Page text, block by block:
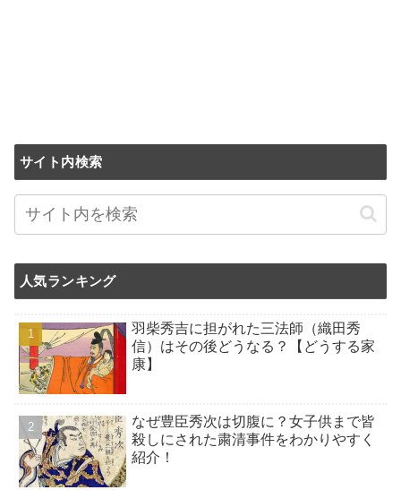
サイト内検索
人気ランキング
羽柴秀吉に担がれた三法師（織田秀
信）はその後どうなる？【どうする家
康】
なぜ豊臣秀次は切腹に？女子供まで皆
殺しにされた粛清事件をわかりやすく
紹介！